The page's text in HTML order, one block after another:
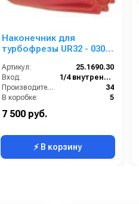
Наконечник для
турбофрезы UR32 - 030;
Артикул:
25.1690.30
Вход:
1/4 внутренняя резьба
Производительность (л/мин):
34
В коробке:
5
7 500 руб.
⚡ В корзину